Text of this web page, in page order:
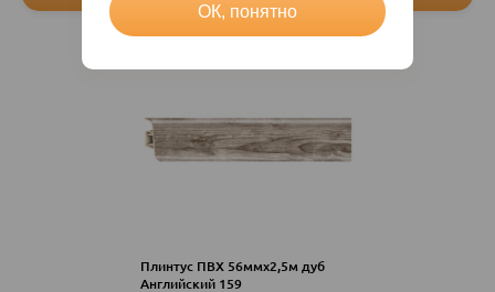
Плинтус ПВХ 56ммх2,5м дуб
Английский 159
ОК, понятно